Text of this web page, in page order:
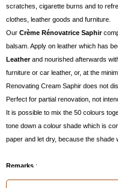
scratches, cigarette burns and to
clothes, leather goods and furniture.
Our Crème Rénovatrice Saphir
balsam. Apply on leather which has
Leatherand nourished afterwards
furniture or car leather, or, at the
Renovating Cream Saphir does not
Perfect for partial renovation, not
It is possible to mix the 50 colours
tone down a colour shade which is
paper and let dry, because the shade
Remarks :
- Can be eliminated before drying with